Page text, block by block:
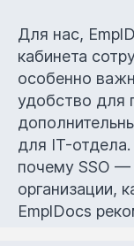
Для нас,
кабинета
особенно
удобство для
для IT-
почему SSO
организации,
EmplDocs